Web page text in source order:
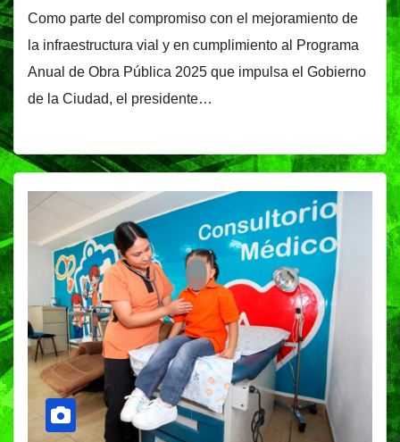
Como parte del compromiso con el mejoramiento de
la infraestructura vial y en cumplimiento al Programa
Anual de Obra Pública 2025 que impulsa el Gobierno
de la Ciudad, el presidente…